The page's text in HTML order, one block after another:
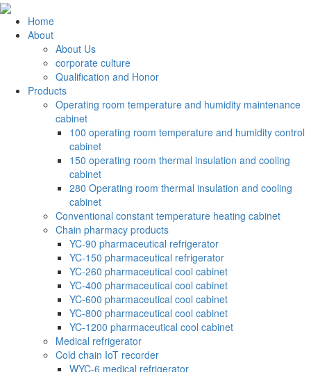
Home
About
About Us
corporate culture
Qualification and Honor
Products
Operating room temperature and humidity maintenance
cabinet
100 operating room temperature and humidity control
cabinet
150 operating room thermal insulation and cooling
cabinet
280 Operating room thermal insulation and cooling
cabinet
Conventional constant temperature heating cabinet
Chain pharmacy products
YC-90 pharmaceutical refrigerator
YC-150 pharmaceutical refrigerator
YC-260 pharmaceutical cool cabinet
YC-400 pharmaceutical cool cabinet
YC-600 pharmaceutical cool cabinet
YC-800 pharmaceutical cool cabinet
YC-1200 pharmaceutical cool cabinet
Medical refrigerator
Cold chain IoT recorder
WYC-6 medical refrigerator